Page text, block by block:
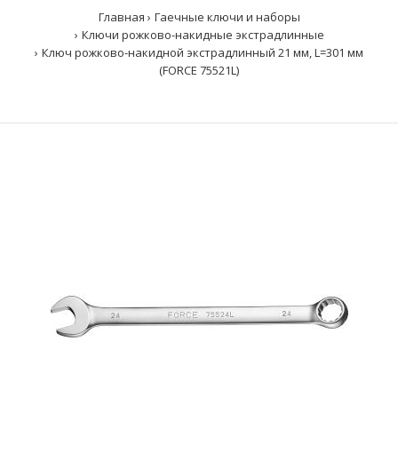
Главная
Гаечные ключи и наборы
Ключи рожково-накидные экстрадлинные
Ключ рожково-накидной экстрадлинный 21 мм, L=301 мм
(FORCE 75521L)